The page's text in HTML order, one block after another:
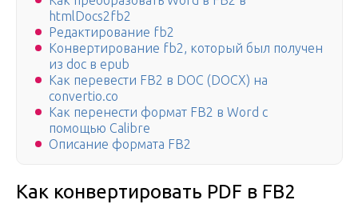
htmlDocs2fb2
Редактирование fb2
Конвертирование fb2, который был получен
из doc в epub
Как перевести FB2 в DOC (DOCX) на
convertio.co
Как перенести формат FB2 в Word с
помощью Calibre
Описание формата FB2
Как конвертировать PDF в FB2